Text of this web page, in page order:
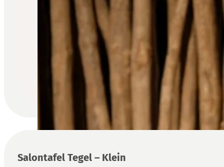
Salontafel Tegel – Klein